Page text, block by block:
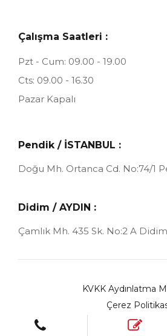
Çalışma Saatleri :
Pzt - Cum: 09.00 - 19.00
Cts: 09.00 - 16.30
Pazar Kapalı
Pendik / İSTANBUL :
Doğu Mh. Ortanca Cd. No:74/1
Didim / AYDIN :
Çamlık Mh. 435 Sk. No:2 A
Aora
KVKK Aydınlatma
Çerez